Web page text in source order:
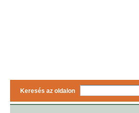
Keresés az oldalon